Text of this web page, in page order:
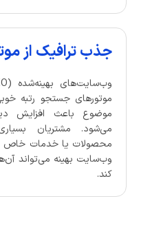
جذب ترافیک از
موتورهای جستجو رتبه
موضوع باعث افزایش
می‌شود. مشتریان
محصولات یا خدمات خاص
وب‌سایت بهینه می‌تواند
کند.